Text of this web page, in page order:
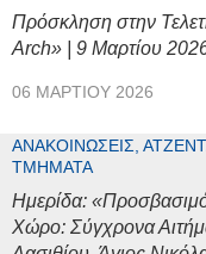
Πρόσκληση στην
Arch» | 9 Μαρτίου
06 ΜΑΡΤΊΟΥ 2026
ΑΝΑΚΟΙΝΏΣΕΙΣ,
ΤΜΉΜΑΤΑ
Ημερίδα:
Χώρο: Σύγχρονα